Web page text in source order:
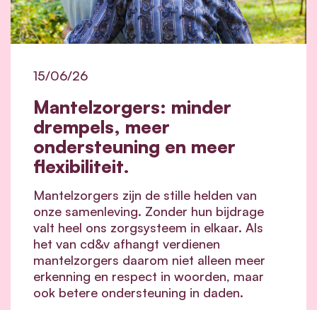
Mantelzorgers: minder
drempels, meer
ondersteuning en meer
flexibiliteit.
15/06/26
Mantelzorgers zijn de stille helden van
onze samenleving. Zonder hun bijdrage
valt heel ons zorgsysteem in elkaar. Als
het van cd&v afhangt verdienen
mantelzorgers daarom niet alleen meer
erkenning en respect in woorden, maar
ook betere ondersteuning in daden.